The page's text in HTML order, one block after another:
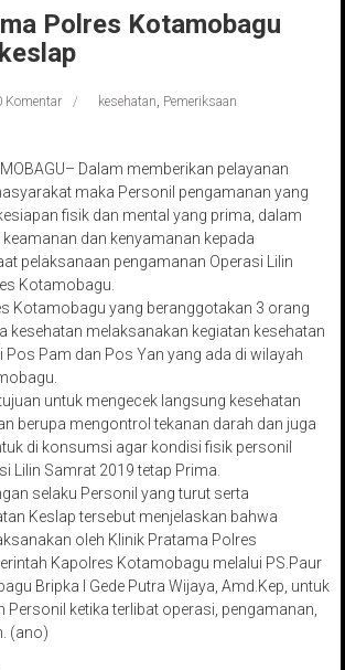
Polres Kotamobagu
Komentar kesehatan, Pemeriksaan
Dalam memberikan pelayanan
maka Personil pengamanan yang
fisik dan mental yang prima, dalam
dan kenyamanan kepada
pelaksanaan pengamanan Operasi Lilin
Kotamobagu.
Kotamobagu yang beranggotakan 3 orang
kesehatan melaksanakan kegiatan kesehatan
Pos Pam dan Pos Yan yang ada di wilayah
untuk mengecek langsung kesehatan
berupa mengontrol tekanan darah dan juga
di konsumsi agar kondisi fisik personil
Lilin Samrat 2019 tetap Prima.
selaku Personil yang turut serta
Keslap tersebut menjelaskan bahwa
oleh Klinik Pratama Polres
Kapolres Kotamobagu melalui PS.Paur
Bripka I Gede Putra Wijaya, Amd.Kep, untuk
Personil ketika terlibat operasi, pengamanan,
(ano)